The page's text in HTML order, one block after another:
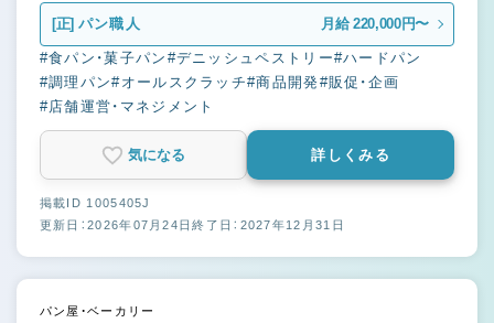
[正] パン職人 月給 220,000円〜
#食パン・菓子パン #デニッシュペストリー#ハードパン
#調理パン#オールスクラッチ#商品開発#販促・企画
#店舗運営・マネジメント
気になる 詳しくみる
掲載ID 1005405J
更新日：2026年07月24日終了日：2027年12月31日
パン屋・ベーカリー